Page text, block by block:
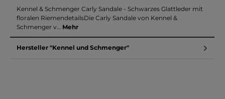
Kennel & Schmenger Carly Sandale - Schwarzes Glattleder mit
floralen RiemendetailsDie Carly Sandale von Kennel &
Schmenger v… Mehr
Hersteller "Kennel und Schmenger"